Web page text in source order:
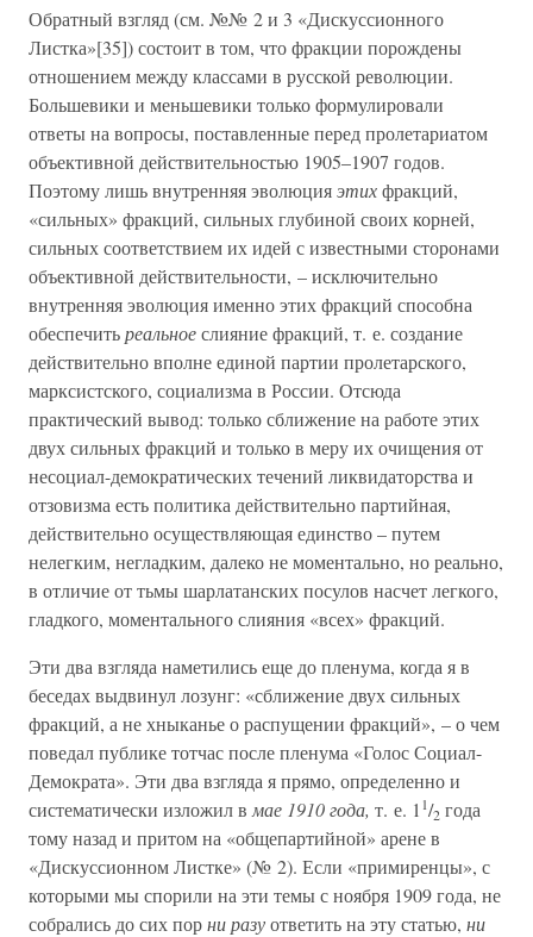
Обратный взгляд (см. №№ 2 и 3 «Дискуссионного
Листка»[35]) состоит в том, что фракции порождены
отношением между классами в русской революции.
Большевики и меньшевики только формулировали
ответы на вопросы, поставленные перед пролетариатом
объективной действительностью 1905–1907 годов.
Поэтому лишь внутренняя эволюцияэтихфракций,
«сильных» фракций, сильных глубиной своих корней,
сильных соответствием их идей с известными сторонами
объективной действительности, – исключительно
внутренняя эволюция именно этих фракций способна
обеспечитьреальноеслияние фракций, т. е. создание
действительно вполне единой партии пролетарского,
марксистского, социализма в России. Отсюда
практический вывод: только сближение на работе этих
двух сильных фракций и только в меру их очищения от
несоциал-демократических течений ликвидаторства и
отзовизма есть политика действительно партийная,
действительно осуществляющая единство – путем
нелегким, негладким, далеко не моментально, но реально,
в отличие от тьмы шарлатанских посулов насчет легкого,
гладкого, моментального слияния «всех» фракций.
Эти два взгляда наметились еще до пленума, когда я в
беседах выдвинул лозунг: «сближение двух сильных
фракций, а не хныканье о распущении фракций», – о чем
поведал публике тотчас после пленума «Голос Социал-
Демократа». Эти два взгляда я прямо, определенно и
систематически изложил в мае 1910 года, т. е. 1 1/2 года
тому назад и притом на «общепартийной» арене в
«Дискуссионном Листке» (№ 2). Если «примиренцы», с
которыми мы спорили на эти темы с ноября 1909 года, не
собрались до сих порни разуответить на эту статью, ни